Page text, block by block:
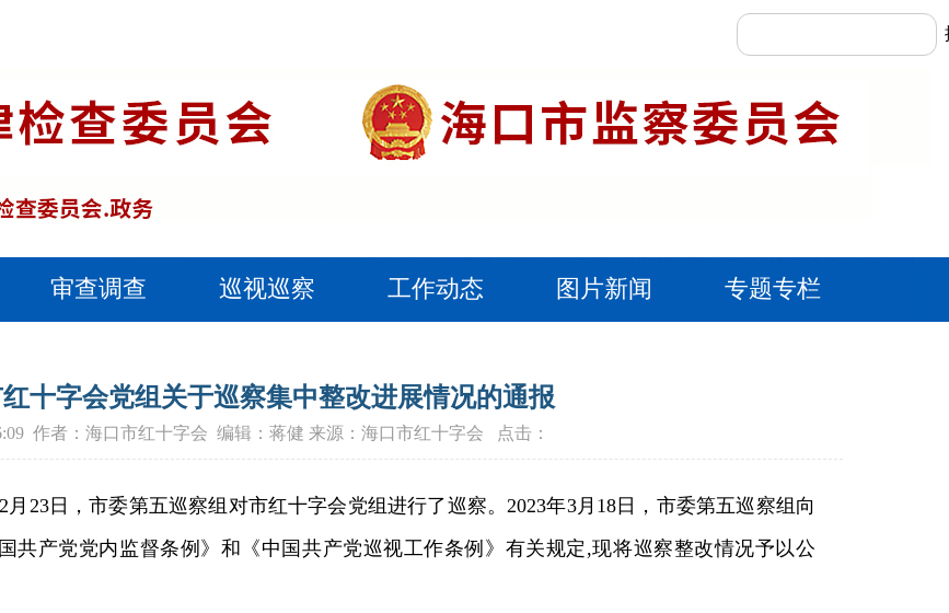
审查调查 巡视巡察 工作动态 图片新闻 专题专栏
十字会党组关于巡察集中整改进展情况的通报
作者：海口市红十字会 编辑：蒋健 来源：海口市红十字会 点击：
月23日，市委第五巡察组对市红十字会党组进行了巡察。2023年3月18日，市委第五巡察组向
共产党党内监督条例》和《中国共产党巡视工作条例》有关规定,现将巡察整改情况予以公